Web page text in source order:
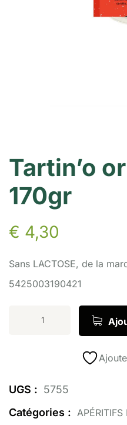
Tartin’o
170gr
€ 4,30
Sans LACTOSE, de la
5425003190421
UGS : 5755
Catégories :